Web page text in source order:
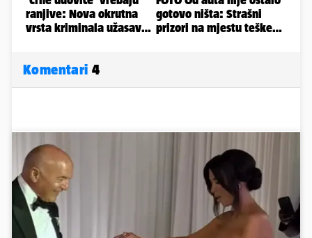
Komentari 4